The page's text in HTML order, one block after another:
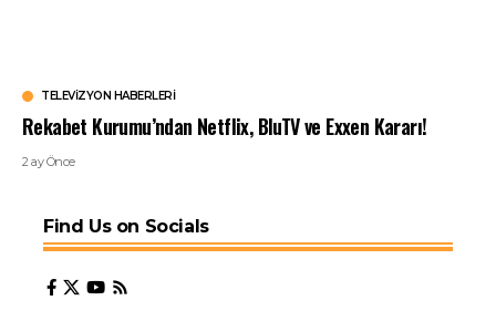
TELEVIZYON HABERLERI
Rekabet Kurumu’ndan Netflix, BluTV ve Exxen Kararı!
2 ay Önce
Find Us on Socials